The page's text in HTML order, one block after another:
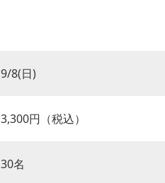
9/8(日)
3,300円（税込）
30名